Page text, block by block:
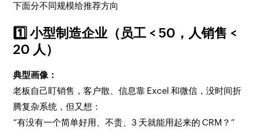
下面分不同规模给推荐方向
1️⃣ 小型制造企业（员工 < 50，人销售 <
20 人）
典型画像：
老板自己盯销售，客户散、信息靠 Excel 和微信，没时间折
腾复杂系统，但又想：
“有没有一个简单好用、不贵、3 天就能用起来的 CRM？”